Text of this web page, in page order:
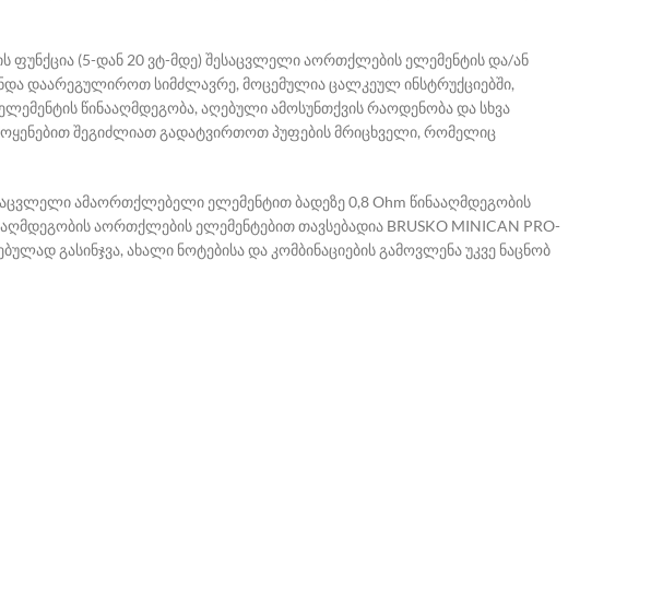
ფუნქცია (5-დან 20 ვტ-მდე) შესაცვლელი აორთქლების ელემენტის და/ან
დაარეგულიროთ სიმძლავრე, მოცემულია ცალკეულ ინსტრუქციებში,
წინააღმდეგობა, აღებული ამოსუნთქვის რაოდენობა და სხვა
შეგიძლიათ გადატვირთოთ პუფების მრიცხველი, რომელიც
ამაორთქლებელი ელემენტით ბადეზე 0,8 Ohm წინააღმდეგობის
აორთქლების ელემენტებით თავსებადია BRUSKO MINICAN PRO-
გასინჯვა, ახალი ნოტებისა და კომბინაციების გამოვლენა უკვე ნაცნობ